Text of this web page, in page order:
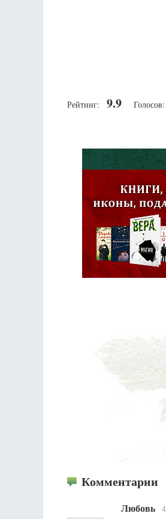
Рейтинг: 9.9 Голосов:
Комментарии
Любовь